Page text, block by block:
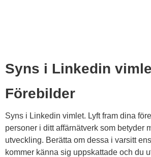
Syns i Linkedin
Förebilder
Syns i Linkedin vimlet. Lyft fram dina
personer i ditt affärnätverk som betyder
utveckling. Berätta om dessa i varsitt
kommer känna sig uppskattade och du